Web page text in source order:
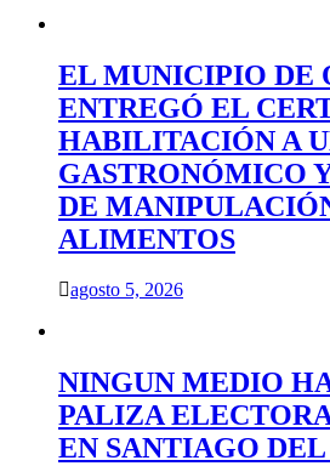
EL MUNICIPIO DE
ENTREGÓ EL
HABILITACIÓN A
GASTRONÓMICO
DE
ALIMENTOS
agosto 5, 2026
NINGUN MEDIO
PALIZA
EN SANTIAGO DEL